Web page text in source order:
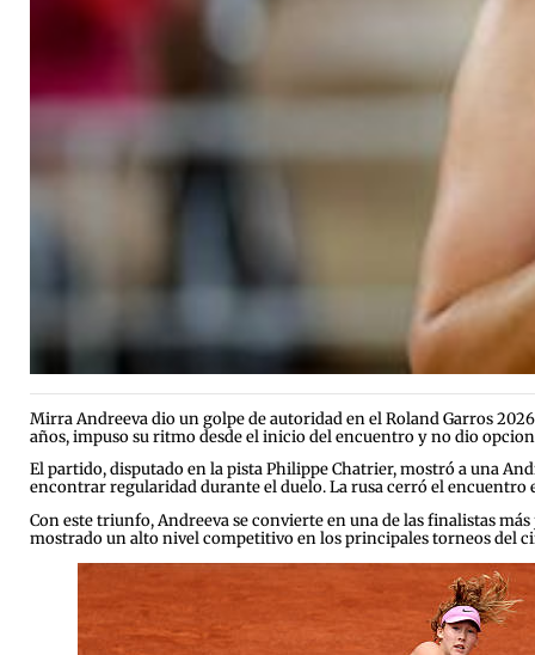
Mirra Andreeva dio un golpe de autoridad en el Roland Garros
años, impuso su ritmo desde el inicio del encuentro y no dio
El partido, disputado en la pista Philippe Chatrier, mostró a una
encontrar regularidad durante el duelo. La rusa cerró el
Con este triunfo, Andreeva se convierte en una de las finalistas
mostrado un alto nivel competitivo en los principales torneos del